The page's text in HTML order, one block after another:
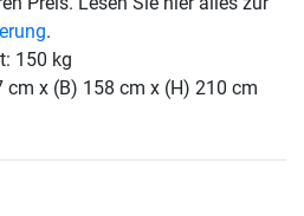
.
150 kg
x (B) 158 cm x (H) 210 cm